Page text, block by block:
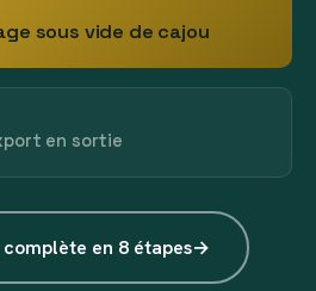
sous vide de cajou
en sortie
en 8 étapes→